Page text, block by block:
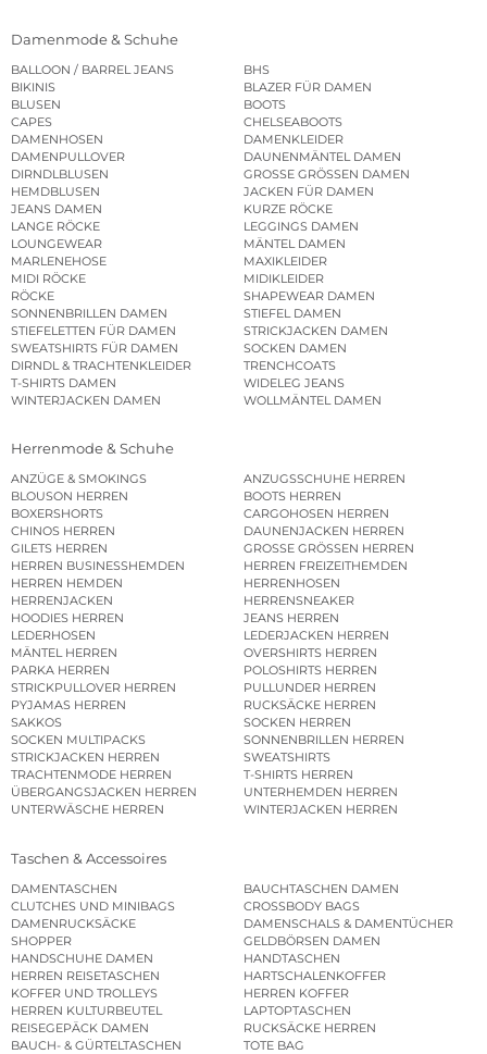
Damenmode & Schuhe
BALLOON / BARREL JEANS
BHS
BIKINIS
BLAZER FÜR DAMEN
BLUSEN
BOOTS
CAPES
CHELSEABOOTS
DAMENHOSEN
DAMENKLEIDER
DAMENPULLOVER
DAUNENMÄNTEL DAMEN
DIRNDLBLUSEN
GROSSE GRÖSSEN DAMEN
HEMDBLUSEN
JACKEN FÜR DAMEN
JEANS DAMEN
KURZE RÖCKE
LANGE RÖCKE
LEGGINGS DAMEN
LOUNGEWEAR
MÄNTEL DAMEN
MARLENEHOSE
MAXIKLEIDER
MIDI RÖCKE
MIDIKLEIDER
RÖCKE
SHAPEWEAR DAMEN
SONNENBRILLEN DAMEN
STIEFEL DAMEN
STIEFELETTEN FÜR DAMEN
STRICKJACKEN DAMEN
SWEATSHIRTS FÜR DAMEN
SOCKEN DAMEN
DIRNDL & TRACHTENKLEIDER
TRENCHCOATS
T-SHIRTS DAMEN
WIDELEG JEANS
WINTERJACKEN DAMEN
WOLLMÄNTEL DAMEN
Herrenmode & Schuhe
ANZÜGE & SMOKINGS
ANZUGSSCHUHE HERREN
BLOUSON HERREN
BOOTS HERREN
BOXERSHORTS
CARGOHOSEN HERREN
CHINOS HERREN
DAUNENJACKEN HERREN
GILETS HERREN
GROSSE GRÖSSEN HERREN
HERREN BUSINESSHEMDEN
HERREN FREIZEITHEMDEN
HERREN HEMDEN
HERRENHOSEN
HERRENJACKEN
HERRENSNEAKER
HOODIES HERREN
JEANS HERREN
LEDERHOSEN
LEDERJACKEN HERREN
MÄNTEL HERREN
OVERSHIRTS HERREN
PARKA HERREN
POLOSHIRTS HERREN
STRICKPULLOVER HERREN
PULLUNDER HERREN
PYJAMAS HERREN
RUCKSÄCKE HERREN
SAKKOS
SOCKEN HERREN
SOCKEN MULTIPACKS
SONNENBRILLEN HERREN
STRICKJACKEN HERREN
SWEATSHIRTS
TRACHTENMODE HERREN
T-SHIRTS HERREN
ÜBERGANGSJACKEN HERREN
UNTERHEMDEN HERREN
UNTERWÄSCHE HERREN
WINTERJACKEN HERREN
Taschen & Accessoires
DAMENTASCHEN
BAUCHTASCHEN DAMEN
CLUTCHES UND MINIBAGS
CROSSBODY BAGS
DAMENRUCKSÄCKE
DAMENSCHALS & DAMENTÜCHER
SHOPPER
GELDBÖRSEN DAMEN
HANDSCHUHE DAMEN
HANDTASCHEN
HERREN REISETASCHEN
HARTSCHALENKOFFER
KOFFER UND TROLLEYS
HERREN KOFFER
HERREN KULTURBEUTEL
LAPTOPTASCHEN
REISEGEPÄCK DAMEN
RUCKSÄCKE HERREN
BAUCH- & GÜRTELTASCHEN
TOTE BAG